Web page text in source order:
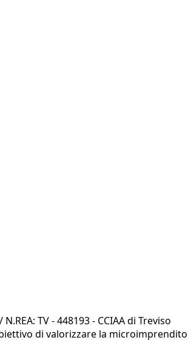
TV - 448193 - CCIAA di Treviso
di valorizzare la